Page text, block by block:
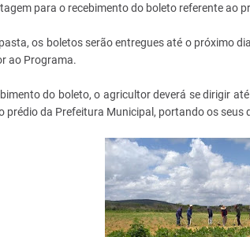
para o recebimento do boleto referente ao
os boletos serão entregues até o próximo
ao Programa.
do boleto, o agricultor deverá se dirigir
prédio da Prefeitura Municipal, portando os seus